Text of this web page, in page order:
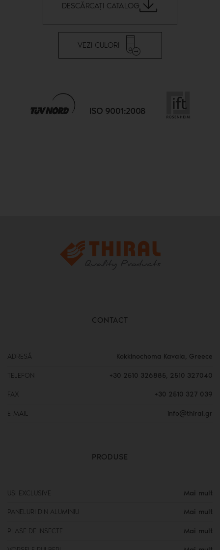
DESCĂRCAŢI CATALOG
VEZI CULORI
CONTACT
ADRESĂ Kokkinochoma Kavala, Greece
TELEFON +30 2510 326885, 2510 327040
FAX +30 2510 327 039
E-MAIL info@thiral.gr
PRODUSE
UȘI EXCLUSIVE Mai mult
PANELURI DIN ALUMINIU Mai mult
PLASE DE INSECTE Mai mult